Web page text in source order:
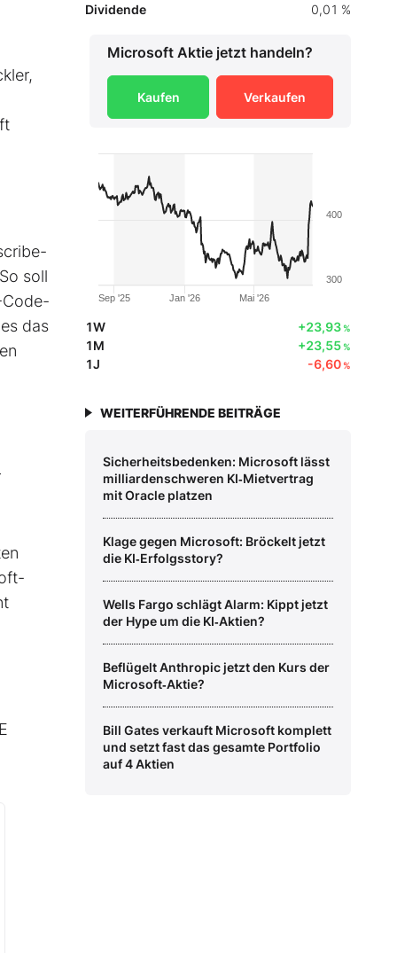
soll
das
Dividende
0,01 %
Microsoft Aktie jetzt handeln?
Kaufen Verkaufen
Jan '26
Sep '25 Mai '26
300
400
1W +23,93%
1M +23,55%
1J -6,60%
WEITERFÜHRENDE BEITRÄGE
Sicherheitsbedenken: Microsoft lässt
milliardenschweren KI‑Mietvertrag
mit Oracle platzen
Klage gegen Microsoft: Bröckelt jetzt
die KI‑Erfolgsstory?
Wells Fargo schlägt Alarm: Kippt jetzt
der Hype um die KI‑Aktien?
Beflügelt Anthropic jetzt den Kurs der
Microsoft‑Aktie?
Bill Gates verkauft Microsoft komplett
und setzt fast das gesamte Portfolio
auf 4 Aktien